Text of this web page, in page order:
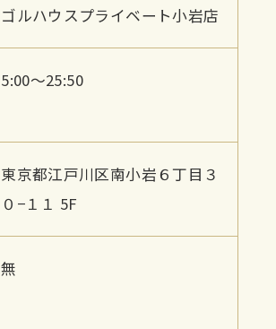
ゴルハウスプライベート小岩店
5:00〜25:50
東京都江戸川区南小岩６丁目３
０−１１ 5F
無